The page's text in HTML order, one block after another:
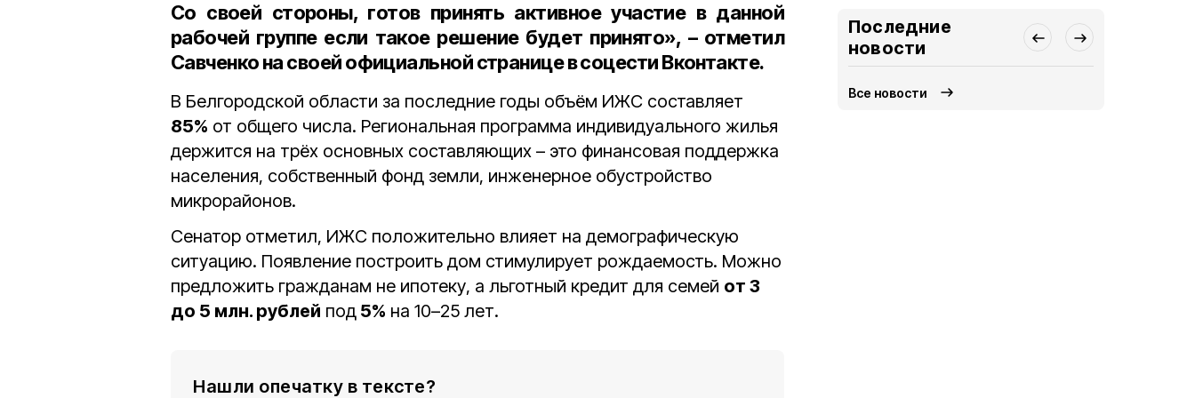
Со своей стороны, готов принять активное участие в данной
рабочей группе если такое решение будет принято», – отметил
Савченко на своей официальной странице в соцести Вконтакте.
В Белгородской области за последние годы объём ИЖС составляет
85% от общего числа. Региональная программа индивидуального жилья
держится на трёх основных составляющих – это финансовая поддержка
населения, собственный фонд земли, инженерное обустройство
микрорайонов.
Сенатор отметил, ИЖС положительно влияет на демографическую
ситуацию. Появление построить дом стимулирует рождаемость. Можно
предложить гражданам не ипотеку, а льготный кредит для семей от 3
до 5 млн. рублей под 5% на 10–25 лет.
Нашли опечатку в тексте?
Последние
новости
Все новости